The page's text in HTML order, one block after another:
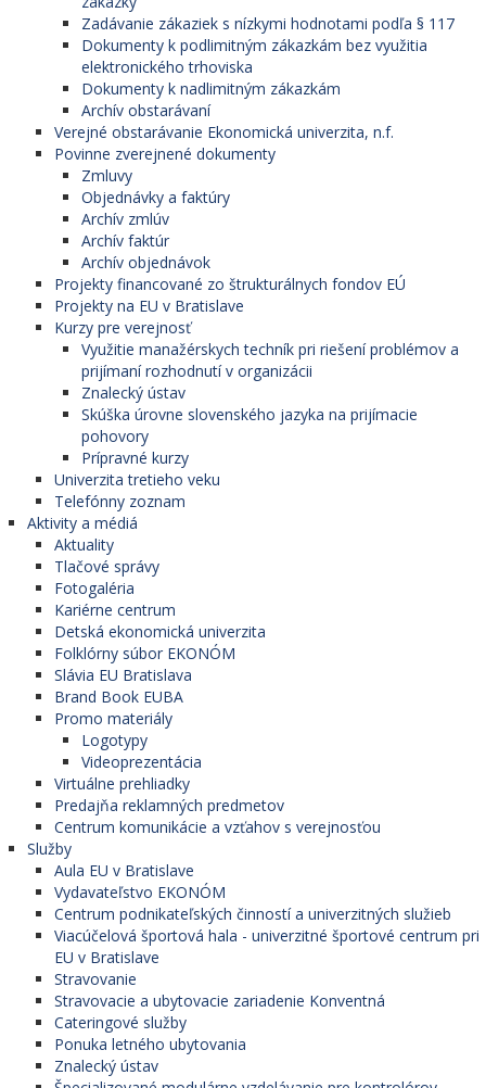
Zadávanie zákaziek s nízkymi hodnotami podľa § 117
Dokumenty k podlimitným zákazkám bez využitia
elektronického trhoviska
Dokumenty k nadlimitným zákazkám
Archív obstarávaní
Verejné obstarávanie Ekonomická univerzita, n.f.
Povinne zverejnené dokumenty
Zmluvy
Objednávky a faktúry
Archív zmlúv
Archív faktúr
Archív objednávok
Projekty financované zo štrukturálnych fondov EÚ
Projekty na EU v Bratislave
Kurzy pre verejnosť
Využitie manažérskych techník pri riešení problémov a
prijímaní rozhodnutí v organizácii
Znalecký ústav
Skúška úrovne slovenského jazyka na prijímacie
pohovory
Prípravné kurzy
Univerzita tretieho veku
Telefónny zoznam
Aktivity a médiá
Aktuality
Tlačové správy
Fotogaléria
Kariérne centrum
Detská ekonomická univerzita
Folklórny súbor EKONÓM
Slávia EU Bratislava
Brand Book EUBA
Promo materiály
Logotypy
Videoprezentácia
Virtuálne prehliadky
Predajňa reklamných predmetov
Centrum komunikácie a vzťahov s verejnosťou
Služby
Aula EU v Bratislave
Vydavateľstvo EKONÓM
Centrum podnikateľských činností a univerzitných služieb
Viacúčelová športová hala - univerzitné športové centrum pri
EU v Bratislave
Stravovanie
Stravovacie a ubytovacie zariadenie Konventná
Cateringové služby
Ponuka letného ubytovania
Znalecký ústav